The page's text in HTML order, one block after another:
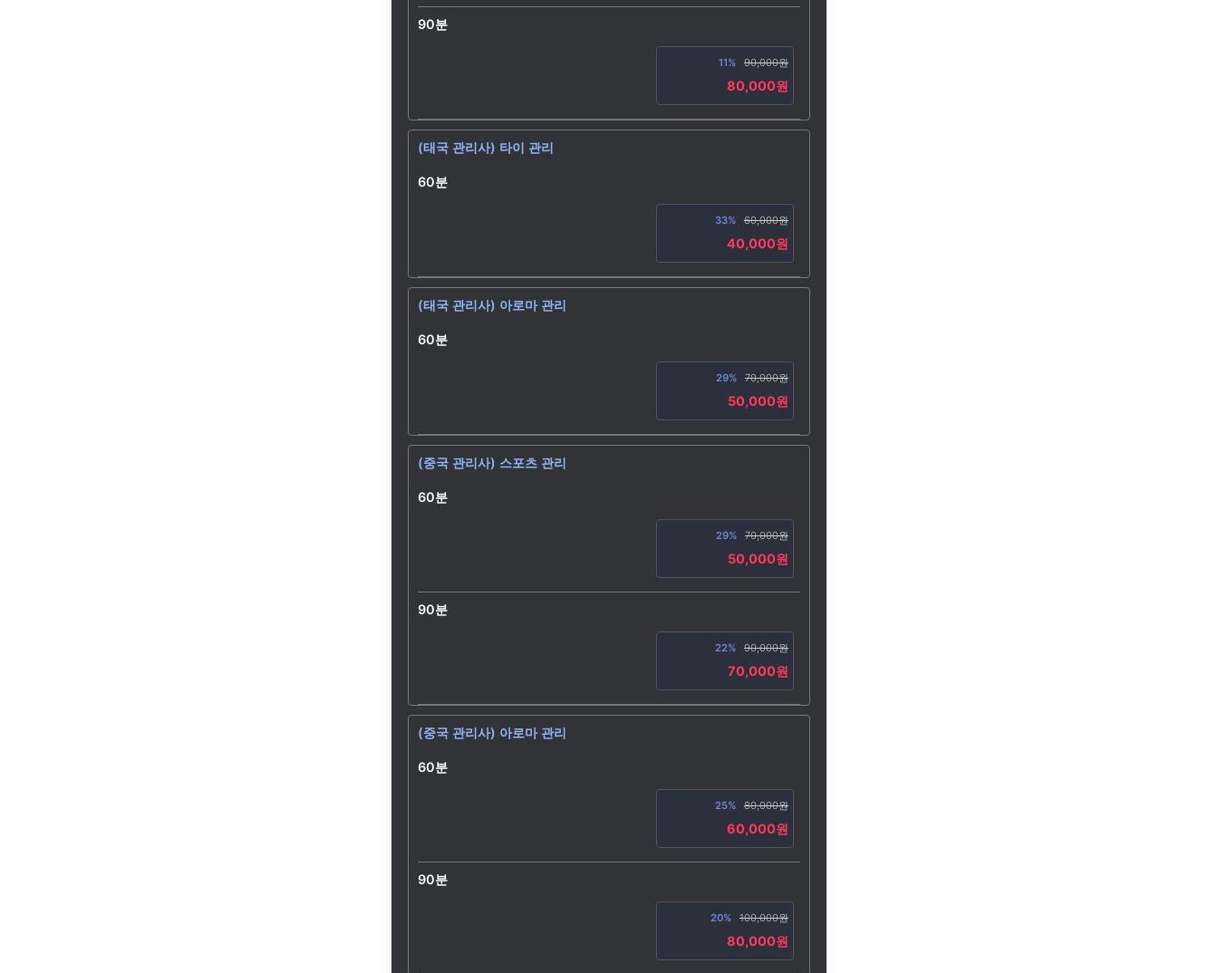
90분
11% 90,000원
80,000원
(태국 관리사) 타이 관리
60분
33% 60,000원
40,000원
(태국 관리사) 아로마 관리
60분
29% 70,000원
50,000원
(중국 관리사) 스포츠 관리
60분
29% 70,000원
50,000원
90분
22% 90,000원
70,000원
(중국 관리사) 아로마 관리
60분
25% 80,000원
60,000원
90분
20% 100,000원
80,000원